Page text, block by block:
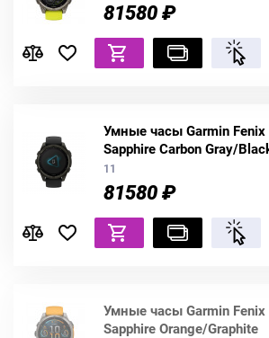
81580 ₽
Умные часы Garmin Fenix
Sapphire Carbon Gray/
11
81580 ₽
Умные часы Garmin
Sapphire Orange/Graphite